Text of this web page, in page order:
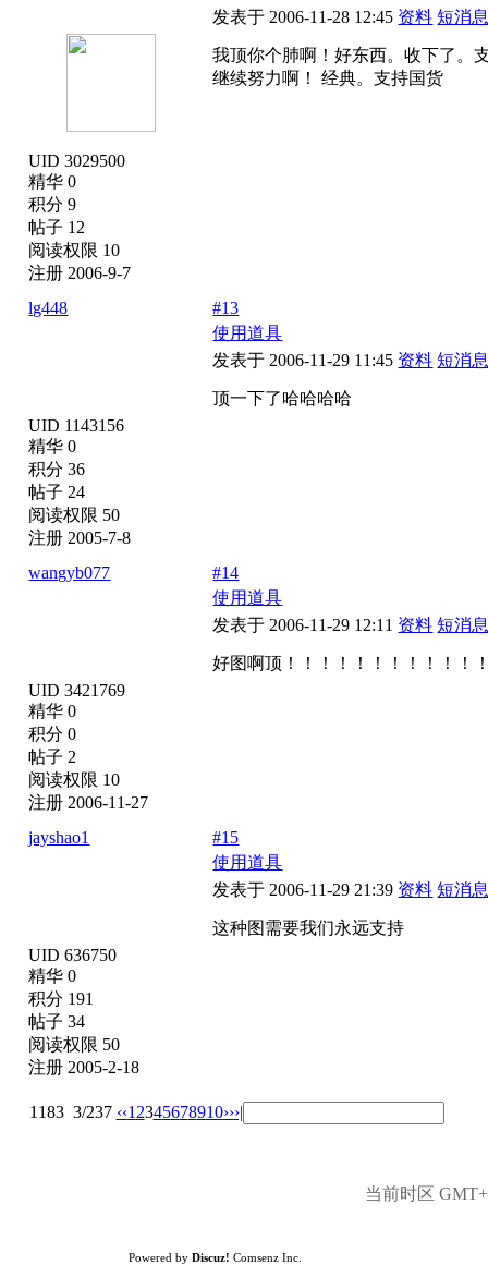
UID 3029500
精华 0
积分 9
帖子 12
阅读权限 10
注册 2006-9-7
发表于 2006-11-28 12:45 资料 短消
我顶你个肺啊！好东西。收下了。
继续努力啊！经典。支持国货
lg448
UID 1143156
精华 0
积分 36
帖子 24
阅读权限 50
注册 2005-7-8
#13
使用道具
发表于 2006-11-29 11:45 资料 短消
顶一下了哈哈哈哈
wangyb077
UID 3421769
精华 0
积分 0
帖子 2
阅读权限 10
注册 2006-11-27
#14
使用道具
发表于 2006-11-29 12:11 资料 短消
好图啊顶！！！！！！！！！！！
jayshao1
UID 636750
精华 0
积分 191
帖子 34
阅读权限 50
注册 2005-2-18
#15
使用道具
发表于 2006-11-29 21:39 资料 短消
这种图需要我们永远支持
1183 3/237 ‹‹1 2345678910›››|
当前时区
Powered by Discuz! Comsenz Inc.